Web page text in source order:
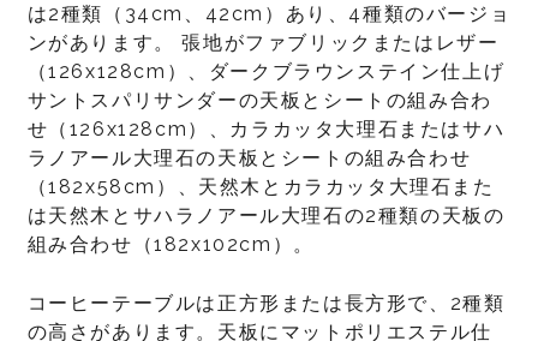
は2種類（34cm、42cm）あり、4種類のバージョ
ンがあります。 張地がファブリックまたはレザー
（126x128cm）、ダークブラウンステイン仕上げ
サントスパリサンダーの天板とシートの組み合わ
せ（126x128cm）、カラカッタ大理石またはサハ
ラノアール大理石の天板とシートの組み合わせ
（182x58cm）、天然木とカラカッタ大理石また
は天然木とサハラノアール大理石の2種類の天板の
組み合わせ（182x102cm）。
コーヒーテーブルは正方形または長方形で、2種類
の高さがあります。天板にマットポリエステル仕